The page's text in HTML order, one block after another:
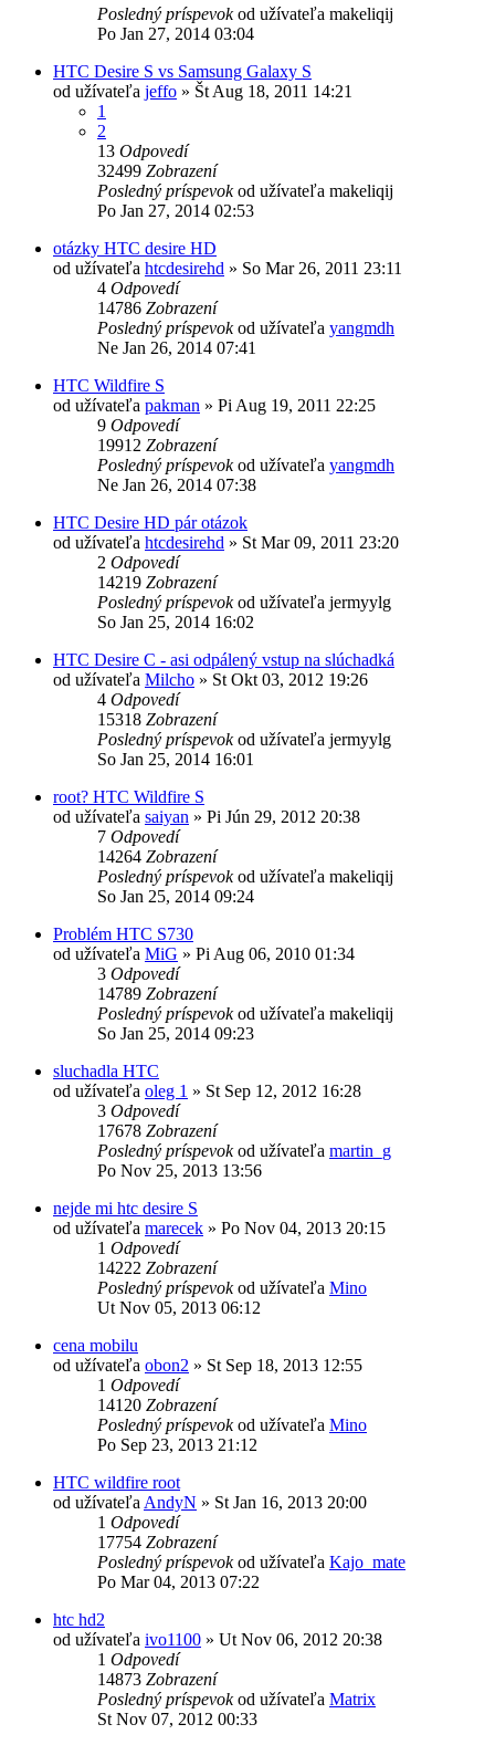
Posledný príspevokod užívateľa makeliqij
Po Jan 27, 2014 03:04
HTC Desire S vs Samsung Galaxy S
od užívateľa jeffo » Št Aug 18, 2011 14:21
1
2
13 Odpovedí
32499 Zobrazení
Posledný príspevokod užívateľa makeliqij
Po Jan 27, 2014 02:53
otázky HTC desire HD
od užívateľa htcdesirehd » So Mar 26, 2011 23:11
4 Odpovedí
14786 Zobrazení
Posledný príspevokod užívateľa yangmdh
Ne Jan 26, 2014 07:41
HTC Wildfire S
od užívateľa pakman » Pi Aug 19, 2011 22:25
9 Odpovedí
19912 Zobrazení
Posledný príspevokod užívateľa yangmdh
Ne Jan 26, 2014 07:38
HTC Desire HD pár otázok
od užívateľa htcdesirehd » St Mar 09, 2011 23:20
2 Odpovedí
14219 Zobrazení
Posledný príspevokod užívateľa jermyylg
So Jan 25, 2014 16:02
HTC Desire C - asi odpálený vstup na slúchadká
od užívateľa Milcho » St Okt 03, 2012 19:26
4 Odpovedí
15318 Zobrazení
Posledný príspevokod užívateľa jermyylg
So Jan 25, 2014 16:01
root? HTC Wildfire S
od užívateľa saiyan » Pi Jún 29, 2012 20:38
7 Odpovedí
14264 Zobrazení
Posledný príspevokod užívateľa makeliqij
So Jan 25, 2014 09:24
Problém HTC S730
od užívateľa MiG » Pi Aug 06, 2010 01:34
3 Odpovedí
14789 Zobrazení
Posledný príspevokod užívateľa makeliqij
So Jan 25, 2014 09:23
sluchadla HTC
od užívateľa oleg 1 » St Sep 12, 2012 16:28
3 Odpovedí
17678 Zobrazení
Posledný príspevokod užívateľa martin_g
Po Nov 25, 2013 13:56
nejde mi htc desire S
od užívateľa marecek » Po Nov 04, 2013 20:15
1 Odpovedí
14222 Zobrazení
Posledný príspevokod užívateľa Mino
Ut Nov 05, 2013 06:12
cena mobilu
od užívateľa obon2 » St Sep 18, 2013 12:55
1 Odpovedí
14120 Zobrazení
Posledný príspevokod užívateľa Mino
Po Sep 23, 2013 21:12
HTC wildfire root
od užívateľa AndyN » St Jan 16, 2013 20:00
1 Odpovedí
17754 Zobrazení
Posledný príspevokod užívateľa Kajo_mate
Po Mar 04, 2013 07:22
htc hd2
od užívateľa ivo1100 » Ut Nov 06, 2012 20:38
1 Odpovedí
14873 Zobrazení
Posledný príspevokod užívateľa Matrix
St Nov 07, 2012 00:33